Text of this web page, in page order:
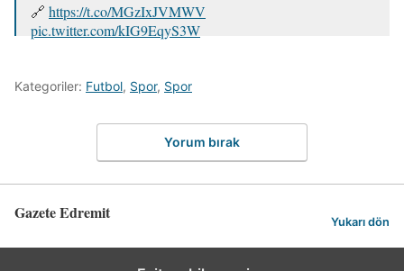
🔗 https://t.co/MGzIxJVMWV
pic.twitter.com/kIG9EqyS3W
Kategoriler: Futbol, Spor, Spor
Yorum bırak
Gazete Edremit Yukarı dön